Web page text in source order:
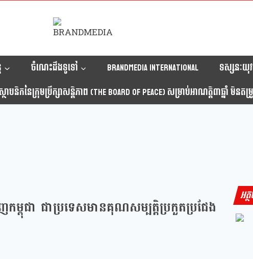
ចំណេះដឹងទូទៅ Brandmedia international ទស្សនៈយុ
និកនៃក្រុមប្រឹក្សាសន្តិភាព (The Board Of Peace) សម្រាប់អាណត្តិ៣ឆ្នាំ មិនតម្រូ
ពុជា ជាប្រទេសមានគុណសម្បត្តិប្រកួតប្រជែង
អត្